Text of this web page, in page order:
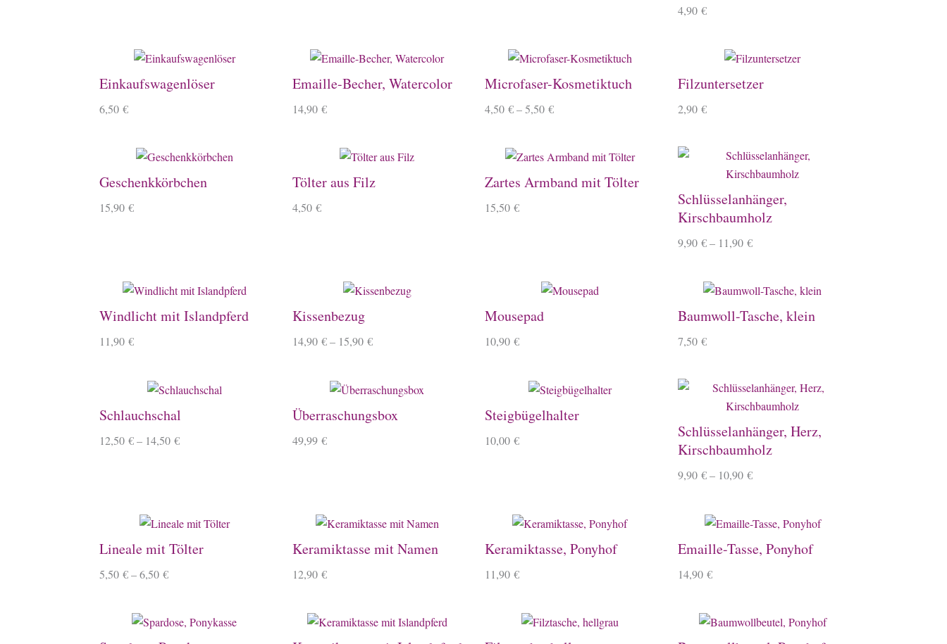
4,90 €
Einkaufswagenlöser
6,50 €
Emaille-Becher, Watercolor
14,90 €
Microfaser-Kosmetiktuch
4,50 €–5,50 €
Filzuntersetzer
2,90 €
Geschenkkörbchen
15,90 €
Tölter aus Filz
4,50 €
Zartes Armband mit Tölter
15,50 €
Schlüsselanhänger,
Kirschbaumholz
9,90 €– 11,90 €
Windlicht mit Islandpferd
11,90 €
Kissenbezug
14,90 €– 15,90 €
Mousepad
10,90 €
Baumwoll-Tasche, klein
7,50 €
Schlauchschal
12,50 €– 14,50 €
Überraschungsbox
49,99 €
Steigbügelhalter
10,00 €
Schlüsselanhänger, Herz,
Kirschbaumholz
9,90 €– 10,90 €
Lineale mit Tölter
5,50 €–6,50 €
Keramiktasse mit Namen
12,90 €
Keramiktasse, Ponyhof
11,90 €
Emaille-Tasse, Ponyhof
14,90 €